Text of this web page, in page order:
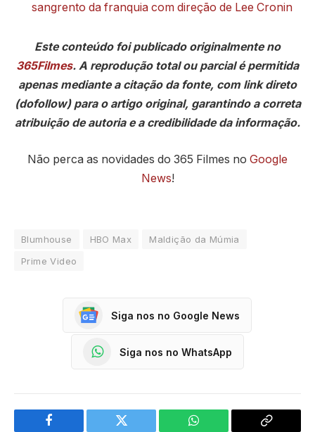
sangrento da franquia com direção de Lee Cronin
Este conteúdo foi publicado originalmente no
365Filmes. A reprodução total ou parcial é permitida
apenas mediante a citação da fonte, com link direto
(dofollow) para o artigo original, garantindo a correta
atribuição de autoria e a credibilidade da informação.
Não perca as novidades do 365 Filmes no Google
News!
Blumhouse HBO Max
Maldição da Múmia
Prime Video
Siga nos no Google News
Siga nos no WhatsApp